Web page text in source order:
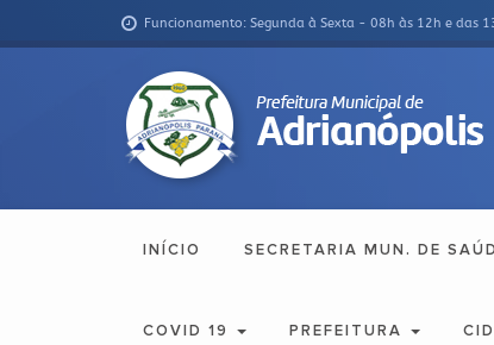
Funcionamento: Segunda à Sexta - 08h às 12h e das
INÍCIO SECRETARIA MUN. DE
COVID 19 PREFEITURA